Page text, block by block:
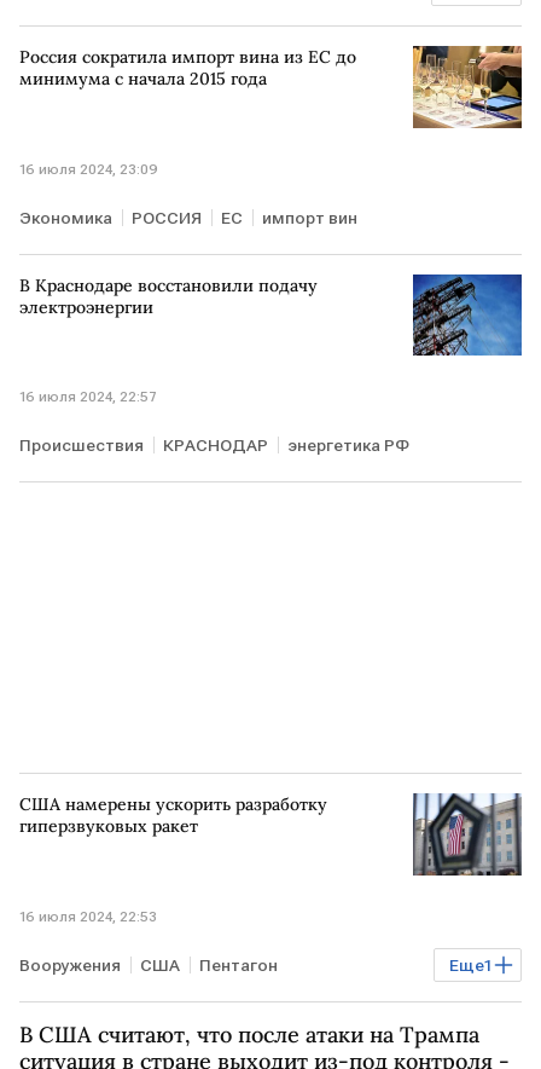
энергетика РФ отключение электричества
Россия сократила импорт вина из ЕС до
минимума с начала 2015 года
16 июля 2024, 23:09
Экономика РОССИЯ ЕС импорт вин
В Краснодаре восстановили подачу
электроэнергии
16 июля 2024, 22:57
Происшествия КРАСНОДАР энергетика РФ
США намерены ускорить разработку
гиперзвуковых ракет
16 июля 2024, 22:53
Еще1
Вооружения США Пентагон
гиперзвуковые ракеты
В США считают, что после атаки на Трампа
ситуация в стране выходит из-под контроля -